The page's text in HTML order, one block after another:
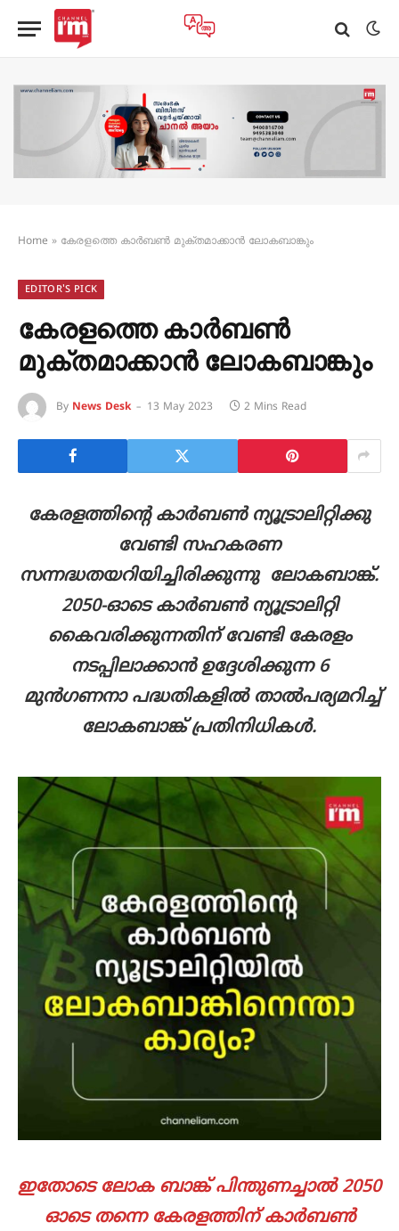
Home » കേരളത്തെ കാർബൺ മുക്തമാക്കാൻ ലോകബാങ്കും
EDITOR'S PICK
കേരളത്തെ കാർബൺ
മുക്തമാക്കാൻ ലോകബാങ്കും
By News Desk 13 May 2023 2 Mins Read
കേരളത്തിന്റെ കാർബൺ ന്യൂട്രാലിറ്റിക്കു
വേണ്ടി സഹകരണ
സന്നദ്ധതയറിയിച്ചിരിക്കുന്നു ലോകബാങ്ക്.
2050-ഓടെ കാർബൺ ന്യൂട്രാലിറ്റി
കൈവരിക്കുന്നതിന് വേണ്ടി കേരളം
നടപ്പിലാക്കാൻ ഉദ്ദേശിക്കുന്ന 6
മുൻഗണനാ പദ്ധതികളിൽ താൽപര്യമറിച്ച്
ലോകബാങ്ക് പ്രതിനിധികൾ.
ഇതോടെ ലോക ബാങ്ക് പിന്തുണച്ചാൽ 2050
ഓടെ തന്നെ കേരളത്തിന് കാർബൺ